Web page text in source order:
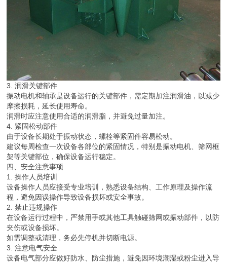
3. 润滑关键部件
振动电机和轴承是设备运行的关键部件，需定期加注润滑油，以减少
摩擦损耗，延长使用寿命。
润滑时应注意使用合适的润滑脂，并避免过量加注。
4. 紧固松动部件
由于设备长期处于振动状态，螺栓等紧固件容易松动。
建议每周检查一次设备各部位的紧固情况，特别是振动电机、筛网框
架等关键部位，确保设备运行稳定。
四、安全注意事项
1. 操作人员培训
设备操作人员应接受专业培训，熟悉设备结构、工作原理及操作流
程，避免因误操作导致设备损坏或安全事故。
2. 禁止违规操作
在设备运行过程中，严禁用手或其他工具触碰筛网或振动部件，以防
夹伤或设备损坏。
如需调整或清理，务必先停机并切断电源。
3. 注意电气安全
设备电气部分应做好防水、防尘措施，避免因环境潮湿或粉尘进入导